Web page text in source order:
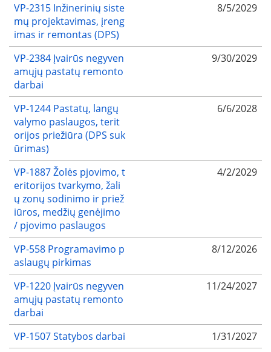
VP-2315 Inžinerinių siste
mų projektavimas, įreng
imas ir remontas (DPS)
8/5/2029
VP-2384 Įvairūs negyven
amųjų pastatų remonto
darbai
9/30/2029
VP-1244 Pastatų, langų
valymo paslaugos, terit
orijos priežiūra (DPS suk
ūrimas)
6/6/2028
VP-1887 Žolės pjovimo, t
eritorijos tvarkymo, žali
ų zonų sodinimo ir priež
iūros, medžių genėjimo
/ pjovimo paslaugos
4/2/2029
VP-558 Programavimo p
aslaugų pirkimas
8/12/2026
VP-1220 Įvairūs negyven
amųjų pastatų remonto
darbai
11/24/2027
VP-1507 Statybos darbai
1/31/2027